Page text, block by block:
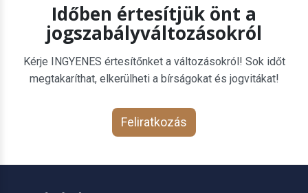
Időben értesítjük önt a
jogszabályváltozásokról
Kérje INGYENES értesítőnket a változásokról! Sok időt
megtakaríthat, elkerülheti a bírságokat és jogvitákat!
Feliratkozás